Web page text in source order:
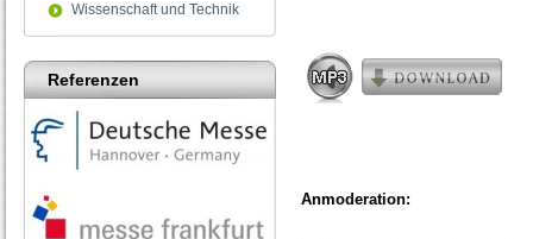
Wissenschaft und Technik
Referenzen
seconds
Anmoderation: